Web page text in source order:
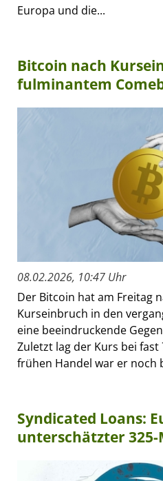
Europa und die...
Bitcoin nach
fulminantem
08.02.2026, 10:47 Uhr
Der Bitcoin hat am Freitag
Kurseinbruch in den
eine beeindruckende
Zuletzt lag der Kurs bei fast
frühen Handel war er noch
Syndicated Loans:
unterschätzter